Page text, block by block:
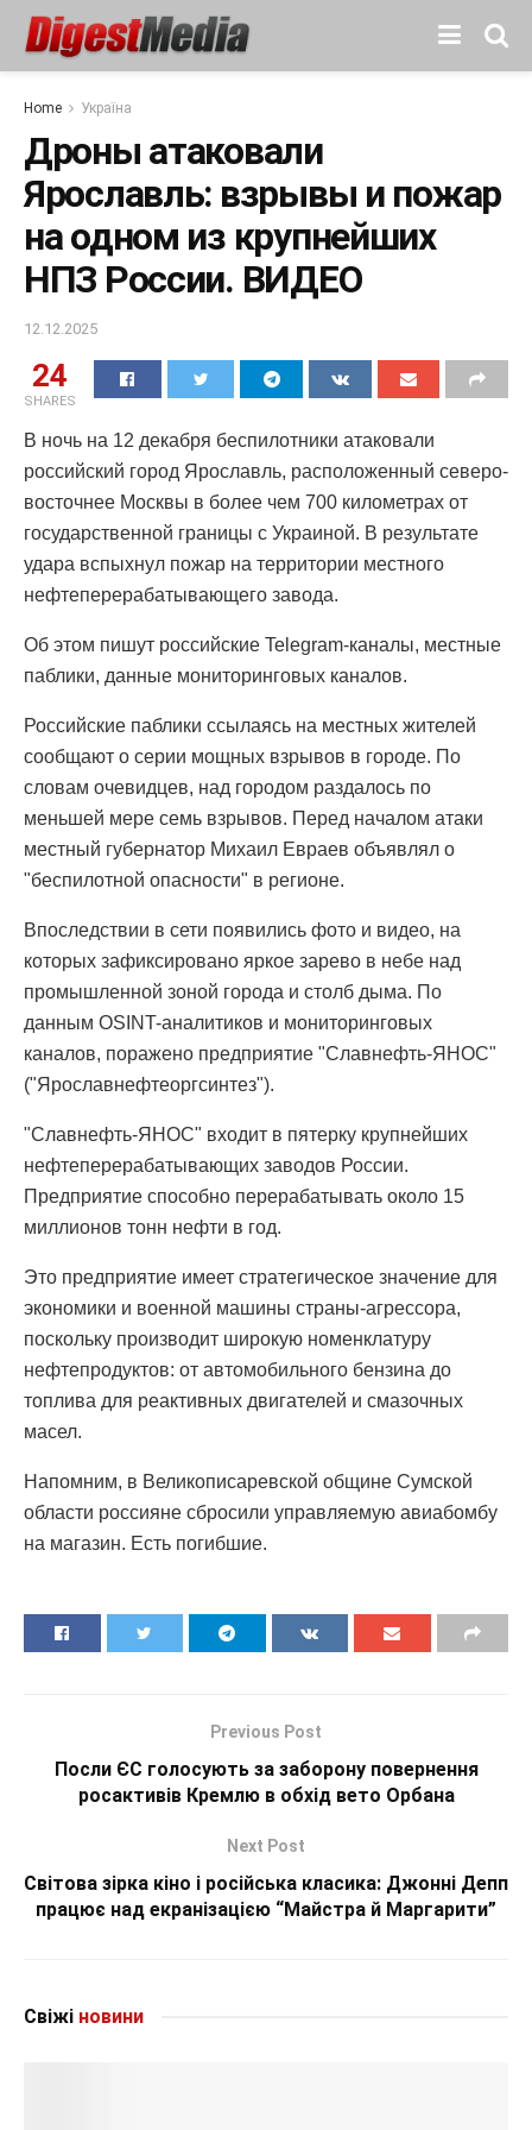
Home Україна
Дроны атаковали
Ярославль: взрывы и пожар
на одном из крупнейших
НПЗ России. ВИДЕО
12.12.2025
24
SHARES
В ночь на 12 декабря беспилотники атаковали
российский город Ярославль, расположенный северо-
восточнее Москвы в более чем 700 километрах от
государственной границы с Украиной. В результате
удара вспыхнул пожар на территории местного
нефтеперерабатывающего завода.
Об этом пишут российские Telegram-каналы, местные
паблики, данные мониторинговых каналов.
Российские паблики ссылаясь на местных жителей
сообщают о серии мощных взрывов в городе. По
словам очевидцев, над городом раздалось по
меньшей мере семь взрывов. Перед началом атаки
местный губернатор Михаил Евраев объявлял о
"беспилотной опасности" в регионе.
Впоследствии в сети появились фото и видео, на
которых зафиксировано яркое зарево в небе над
промышленной зоной города и столб дыма. По
данным OSINT-аналитиков и мониторинговых
каналов, поражено предприятие "Славнефть-ЯНОС"
("Ярославнефтеоргсинтез").
"Славнефть-ЯНОС" входит в пятерку крупнейших
нефтеперерабатывающих заводов России.
Предприятие способно перерабатывать около 15
миллионов тонн нефти в год.
Это предприятие имеет стратегическое значение для
экономики и военной машины страны-агрессора,
поскольку производит широкую номенклатуру
нефтепродуктов: от автомобильного бензина до
топлива для реактивных двигателей и смазочных
масел.
Напомним, в Великописаревской общине Сумской
области россияне сбросили управляемую авиабомбу
на магазин. Есть погибшие.
Previous Post
Посли ЄС голосують за заборону повернення
росактивів Кремлю в обхід вето Орбана
Next Post
Світова зірка кіно і російська класика: Джонні Депп
працює над екранізацією “Майстра й Маргарити”
Свіжі новини